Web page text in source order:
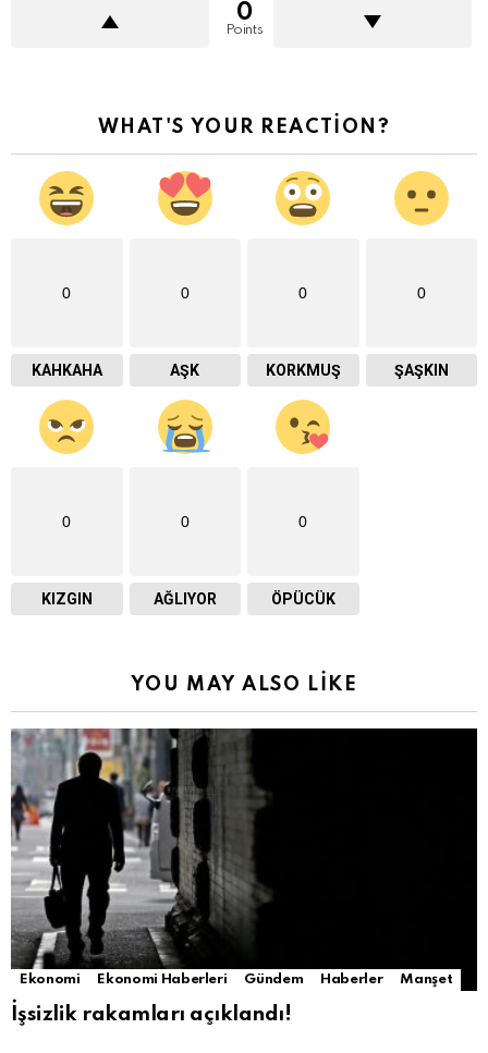
0
Points
WHAT'S YOUR REACTION?
0
KAHKAHA
0
AŞK
0
KORKMUŞ
0
ŞAŞKIN
0
KIZGIN
0
AĞLIYOR
0
ÖPÜCÜK
YOU MAY ALSO LIKE
Ekonomi Ekonomi Haberleri Gündem Haberler Manşet
İşsizlik rakamları açıklandı!